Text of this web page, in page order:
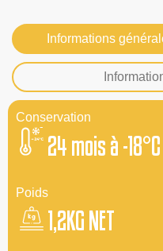
Informations
Conservation
24 mois à -18°C
Poids
1,2KG NET